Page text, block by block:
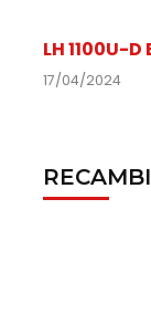
LH 1100U-D
17/04/2024